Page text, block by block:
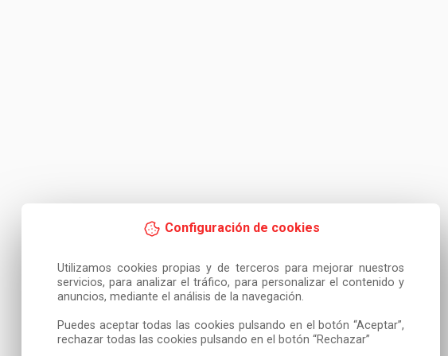
Configuración de cookies
Utilizamos cookies propias y de terceros para mejorar nuestros
servicios, para analizar el tráfico, para personalizar el contenido y
anuncios, mediante el análisis de la navegación.
Puedes aceptar todas las cookies pulsando en el botón “Aceptar”,
rechazar todas las cookies pulsando en el botón “Rechazar”